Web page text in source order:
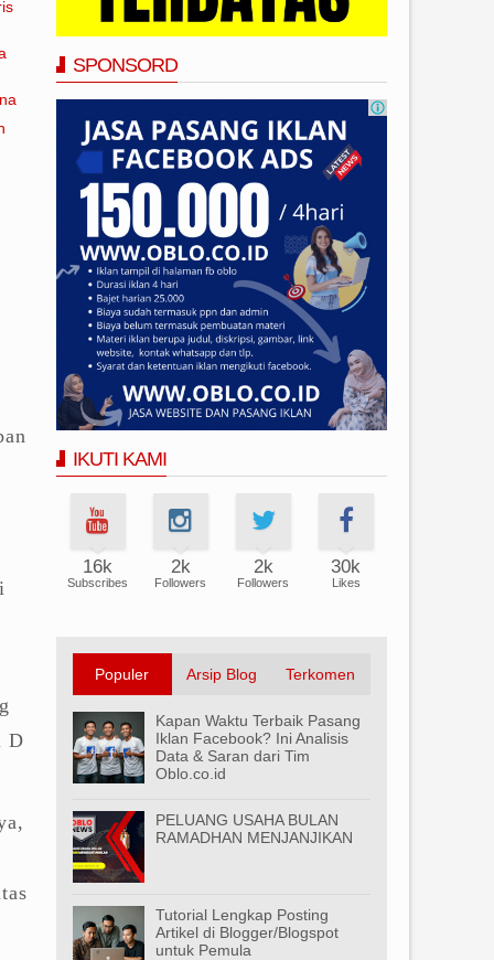
D
SPONSORD
IKUTI KAMI
16k
Subscribes
2k
Followers
2k
Followers
30k
Likes
Populer Arsip Blog Terkomen
Kapan Waktu Terbaik Pasang
Iklan Facebook? Ini Analisis
Data & Saran dari Tim
Oblo.co.id
PELUANG USAHA BULAN
RAMADHAN MENJANJIKAN
Tutorial Lengkap Posting
Artikel di Blogger/Blogspot
untuk Pemula